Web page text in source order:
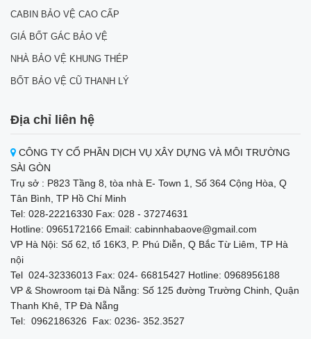
CABIN BẢO VỆ CAO CẤP
GIÁ BỐT GÁC BẢO VỆ
NHÀ BẢO VỆ KHUNG THÉP
BỐT BẢO VỆ CŨ THANH LÝ
Địa chỉ liên hệ
CÔNG TY CỔ PHẦN DỊCH VỤ XÂY DỰNG VÀ MÔI TRƯỜNG
SÀI GÒN
Trụ sở : P823 Tầng 8, tòa nhà E- Town 1, Số 364 Cộng Hòa, Q
Tân Bình, TP Hồ Chí Minh
Tel: 028-22216330 Fax: 028 - 37274631
Hotline: 0965172166 Email: cabinnhabaove@gmail.com
VP Hà Nội: Số 62, tổ 16K3, P. Phú Diễn, Q Bắc Từ Liêm, TP Hà
nội
Tel 024-32336013 Fax: 024- 66815427 Hotline: 0968956188
VP & Showroom tại Đà Nẵng: Số 125 đường Trường Chinh, Quận
Thanh Khê, TP Đà Nẵng
Tel: 0962186326 Fax: 0236- 352.3527